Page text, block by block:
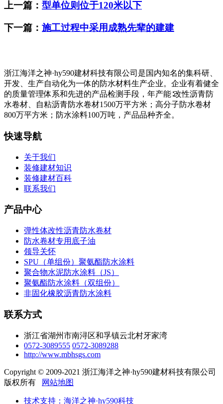
上一篇： 型单位则位于120米以下
下一篇： 施工过程中采用成熟先辈的建建
浙江海洋之神·hy590建材科技有限公司是国内知名的集科研、
开发、生产自动化为一体的防水材料生产企业。企业有着健全
的质量管理体系和先进的产品检测手段，年产能∶改性沥青防
水卷材、自粘沥青防水卷材1500万平方米；高分子防水卷材
800万平方米；防水涂料100万吨，产品品种齐全。
快速导航
关于我们
装修建材知识
装修建材百科
联系我们
产品中心
弹性体改性沥青防水卷材
防水卷材专用底子油
领导关怀
SPU（单组份）聚氨酯防水涂料
聚合物水泥防水涂料（JS）
聚氨酯防水涂料（双组份）
非固化橡胶沥青防水涂料
联系方式
浙江省湖州市南浔区和孚镇云北村牙家湾
0572-3089555 0572-3089288
http://www.mbhsgs.com
Copyright © 2009-2021 浙江海洋之神·hy590建材科技有限公司
版权所有
网站地图
技术支持：海洋之神·hy590科技